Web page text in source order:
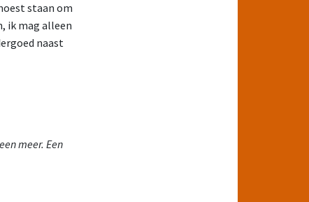
staan om
ik mag alleen
naast
meer. Een